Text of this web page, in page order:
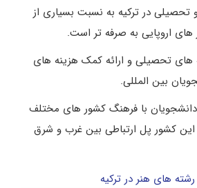
تحصیلی در ترکیه به نسبت بسیاری از
اروپایی به صرفه تر است.
های تحصیلی و ارائه کمک هزینه های
بین المللی.
با فرهنگ کشور های مختلف
این کشور پل ارتباطی بین غرب و شرق
های هنر در ترکیه